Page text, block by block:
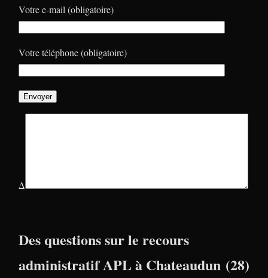
Votre e-mail (obligatoire)
Votre téléphone (obligatoire)
Δ
Des questions sur le recours
administratif APL à Chateaudun (28)